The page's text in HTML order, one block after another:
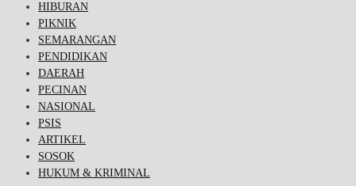
HIBURAN
PIKNIK
SEMARANGAN
PENDIDIKAN
DAERAH
PECINAN
NASIONAL
PSIS
ARTIKEL
SOSOK
HUKUM & KRIMINAL